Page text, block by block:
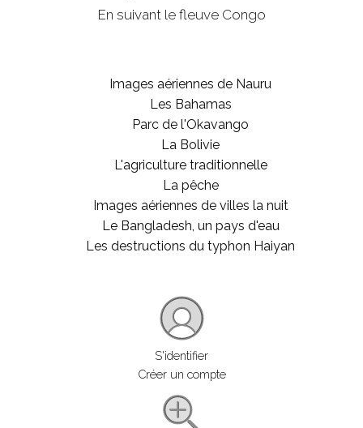
En suivant le fleuve Congo
Images aériennes de Nauru
Les Bahamas
Parc de l'Okavango
La Bolivie
L'agriculture traditionnelle
La pêche
Images aériennes de villes la nuit
Le Bangladesh, un pays d'eau
Les destructions du typhon Haiyan
S'identifier
Créer un compte